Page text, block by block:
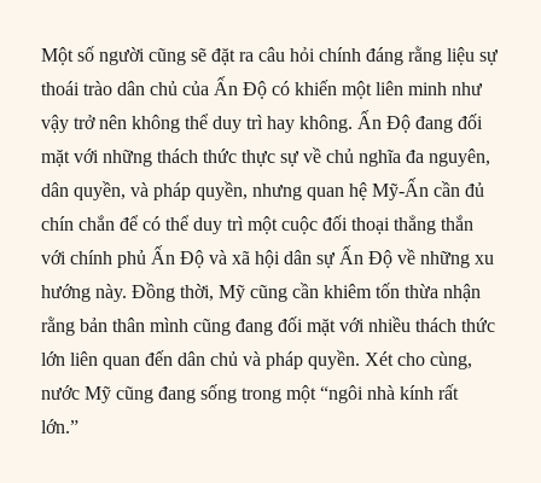
Một số người cũng sẽ đặt ra câu hỏi chính đáng rằng liệu sự
thoái trào dân chủ của Ấn Độ có khiến một liên minh như
vậy trở nên không thể duy trì hay không. Ấn Độ đang đối
mặt với những thách thức thực sự về chủ nghĩa đa nguyên,
dân quyền, và pháp quyền, nhưng quan hệ Mỹ-Ấn cần đủ
chín chắn để có thể duy trì một cuộc đối thoại thẳng thắn
với chính phủ Ấn Độ và xã hội dân sự Ấn Độ về những xu
hướng này. Đồng thời, Mỹ cũng cần khiêm tốn thừa nhận
rằng bản thân mình cũng đang đối mặt với nhiều thách thức
lớn liên quan đến dân chủ và pháp quyền. Xét cho cùng,
nước Mỹ cũng đang sống trong một “ngôi nhà kính rất
lớn.”